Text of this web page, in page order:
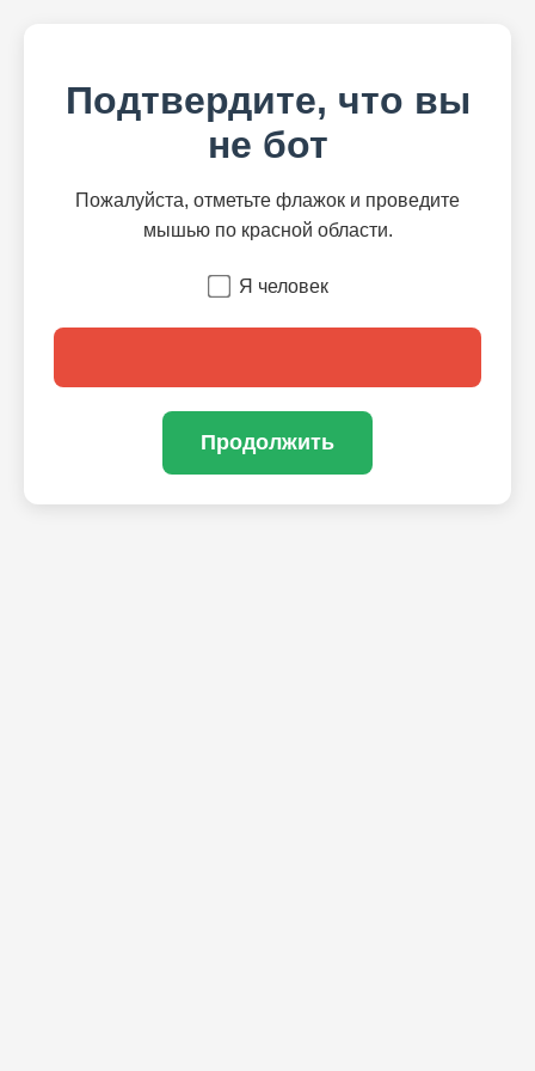
Подтвердите, что вы
не бот
Пожалуйста, отметьте флажок и проведите
мышью по красной области.
Я человек
Продолжить